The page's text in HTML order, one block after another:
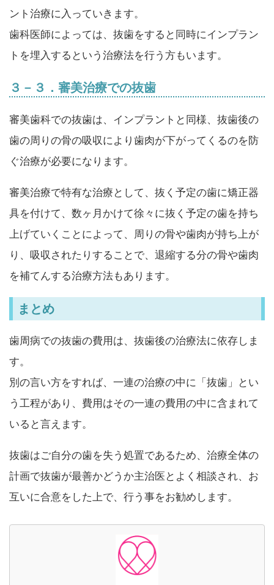
ント治療に入っていきます。
歯科医師によっては、抜歯をすると同時にインプラン
トを埋入するという治療法を行う方もいます。
３－３．審美治療での抜歯
審美歯科での抜歯は、インプラントと同様、抜歯後の
歯の周りの骨の吸収により歯肉が下がってくるのを防
ぐ治療が必要になります。
審美治療で特有な治療として、抜く予定の歯に矯正器
具を付けて、数ヶ月かけて徐々に抜く予定の歯を持ち
上げていくことによって、周りの骨や歯肉が持ち上が
り、吸収されたりすることで、退縮する分の骨や歯肉
を補てんする治療方法もあります。
まとめ
歯周病での抜歯の費用は、抜歯後の治療法に依存しま
す。
別の言い方をすれば、一連の治療の中に「抜歯」とい
う工程があり、費用はその一連の費用の中に含まれて
いると言えます。
抜歯はご自分の歯を失う処置であるため、治療全体の
計画で抜歯が最善かどうか主治医とよく相談され、お
互いに合意をした上で、行う事をお勧めします。